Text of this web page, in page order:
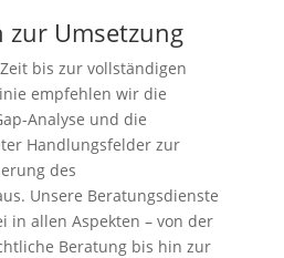
zur Umsetzung
bis zur vollständigen
empfehlen wir die
Analyse und die
Handlungsfelder zur
des
Unsere Beratungsdienste
in allen Aspekten – von der
Beratung bis hin zur